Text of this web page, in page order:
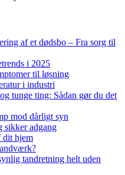
af et dødsbo – Fra sorg til
i 2025
til løsning
i industri
tunge ting: Sådan gør du det
mod dårligt syn
sikker adgang
dit hjem
tandretning helt uden